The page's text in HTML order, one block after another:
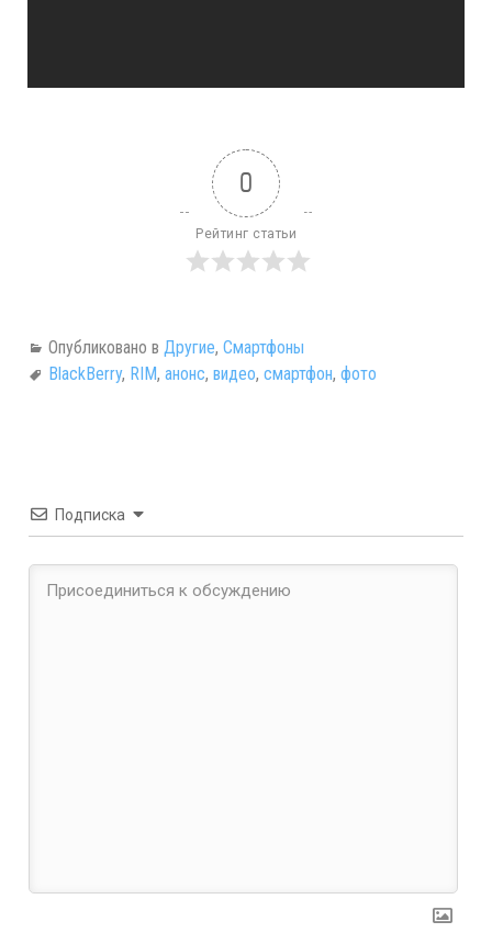
0
Рейтинг статьи
Опубликовано в Другие, Смартфоны
BlackBerry, RIM, анонс, видео, смартфон, фото
Подписка